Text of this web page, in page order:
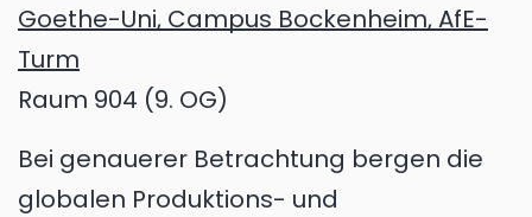
Goethe-Uni, Campus Bockenheim, AfE-
Turm
Raum 904 (9. OG)
Bei genauerer Betrachtung bergen die
globalen Produktions- und